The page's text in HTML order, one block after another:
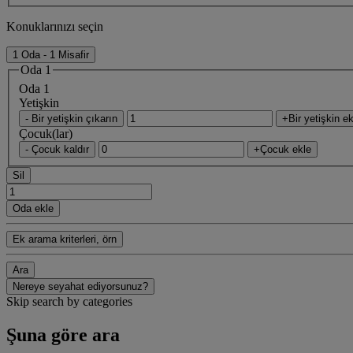
Konuklarınızı seçin
1 Oda - 1 Misafir
Oda 1
Oda 1
Yetişkin
- Bir yetişkin çıkarın +Bir yetişkin
Çocuk(lar)
- Çocuk kaldır +Çocuk ekle
Sil
Oda ekle
Ek arama kriterleri, örn
Ara
Nereye seyahat ediyorsunuz?
Skip search by categories
Şuna göre ara